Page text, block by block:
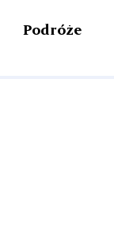
Podróże